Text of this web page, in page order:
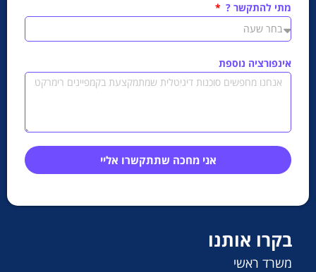
בקרו אותנו
משרד ראשי
מתי להתקשר ?
אינפורציה נוספת
אני מחכה שתתקשרו אליי